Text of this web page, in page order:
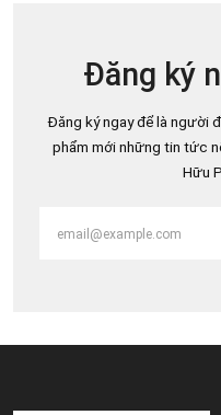
Đăng ký
Đăng ký ngay để là người
phẩm mới những tin tức
Hữu